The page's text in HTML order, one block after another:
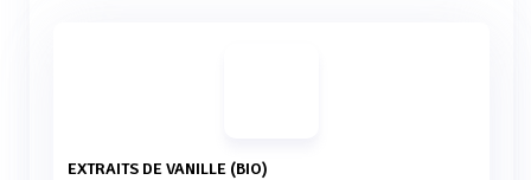
EXTRAITS DE VANILLE (BIO)